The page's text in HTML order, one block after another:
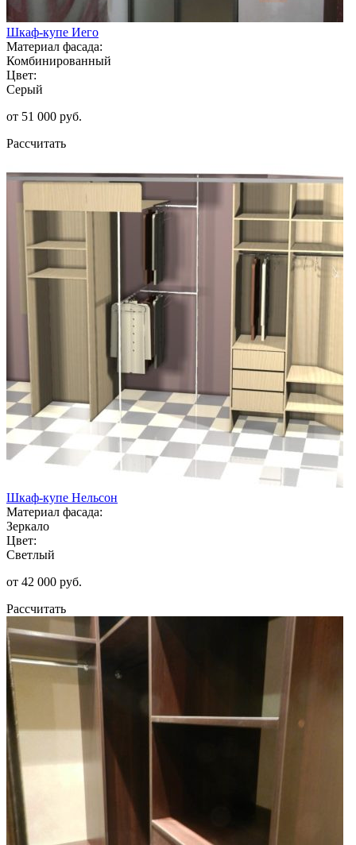
Шкаф-купе Иего
Материал фасада:
Комбинированный
Цвет:
Серый
от 51 000 руб.
Рассчитать
Шкаф-купе Нельсон
Материал фасада:
Зеркало
Цвет:
Светлый
от 42 000 руб.
Рассчитать